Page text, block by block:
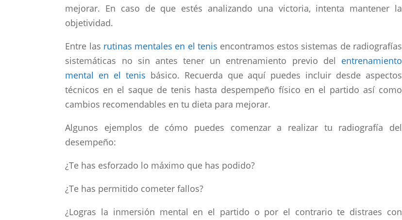
mejorar. En caso de que estés analizando una victoria, intenta mantener la
objetividad.
Entre las rutinas mentales en el tenis encontramos estos sistemas de radiografías
sistemáticas no sin antes tener un entrenamiento previo del entrenamiento
mental en el tenis básico. Recuerda que aquí puedes incluir desde aspectos
técnicos en el saque de tenis hasta despempeño físico en el partido así como
cambios recomendables en tu dieta para mejorar.
Algunos ejemplos de cómo puedes comenzar a realizar tu radiografía del
desempeño:
¿Te has esforzado lo máximo que has podido?
¿Te has permitido cometer fallos?
¿Logras la inmersión mental en el partido o por el contrario te distraes con